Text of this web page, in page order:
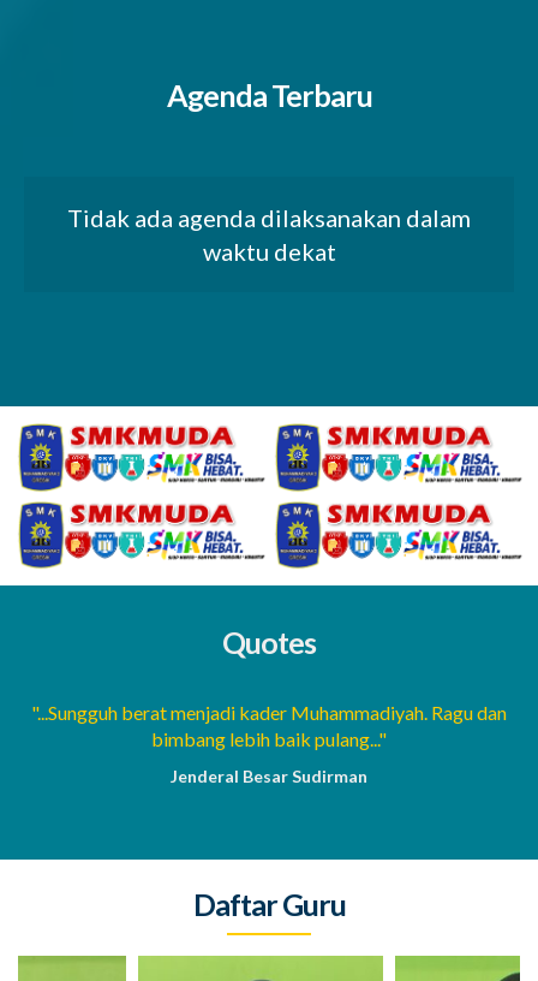
Agenda Terbaru
Tidak ada agenda dilaksanakan dalam
waktu dekat
Quotes
"...Sungguh berat menjadi kader Muhammadiyah. Ragu dan
bimbang lebih baik pulang..."
Jenderal Besar Sudirman
Daftar Guru